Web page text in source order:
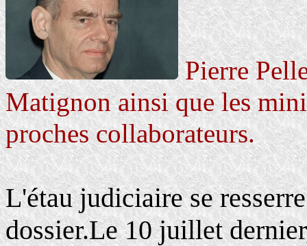
Pierre
Matignon ainsi que les
proches collaborateurs.
L'étau judiciaire se
dossier.Le 10 juillet